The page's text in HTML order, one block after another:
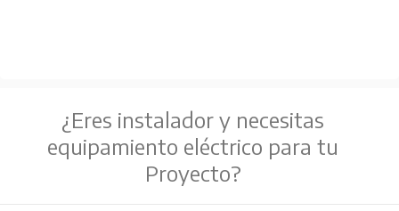
¿Eres instalador y necesitas
equipamiento eléctrico para tu
Proyecto?